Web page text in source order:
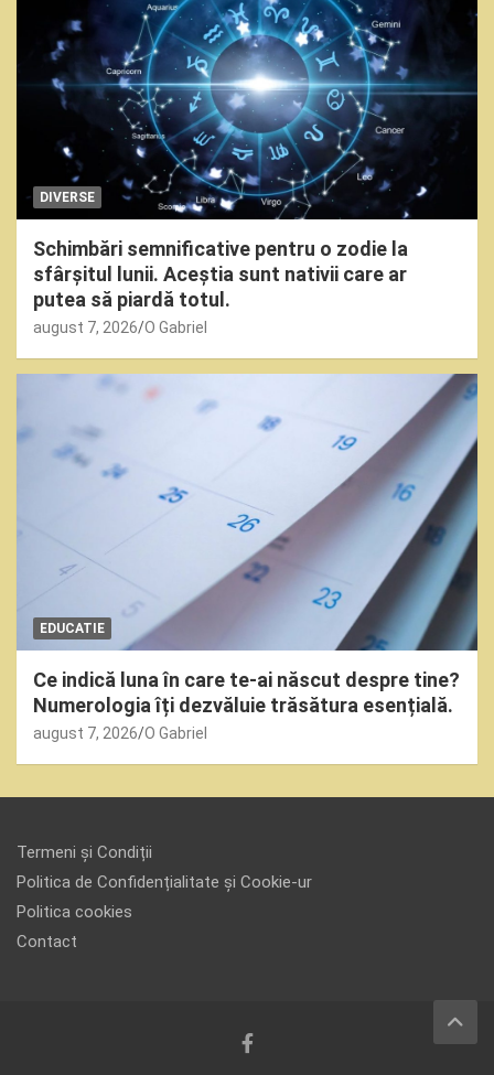
DIVERSE
Schimbări semnificative pentru o zodie la
sfârșitul lunii. Aceștia sunt nativii care ar
putea să piardă totul.
august 7, 2026 O Gabriel
EDUCATIE
Ce indică luna în care te-ai născut despre tine?
Numerologia îți dezvăluie trăsătura esențială.
august 7, 2026 O Gabriel
Termeni și Condiții
Politica de Confidențialitate și Cookie-ur
Politica cookies
Contact